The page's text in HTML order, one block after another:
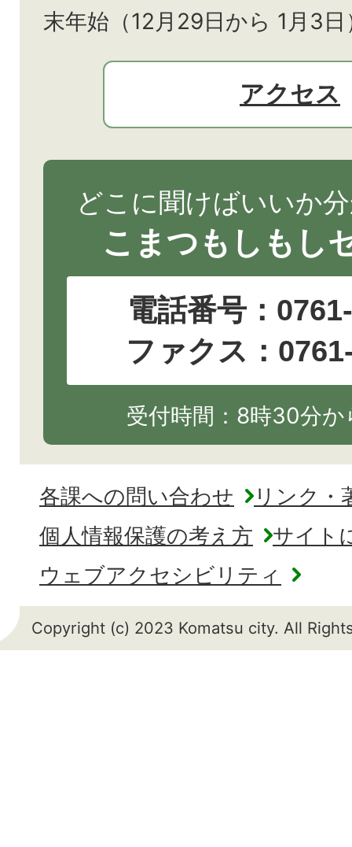
末年始（12月29日から 1月3
アクセス
どこに聞けばいいか
こまつもしもし
電話番号：
ファクス：
受付時間：8時30分
各課への問い合わせ
リンク・
個人情報保護の考え方
サイト
ウェブアクセシビリティ
Copyright (c) 2023 Komatsu city. All